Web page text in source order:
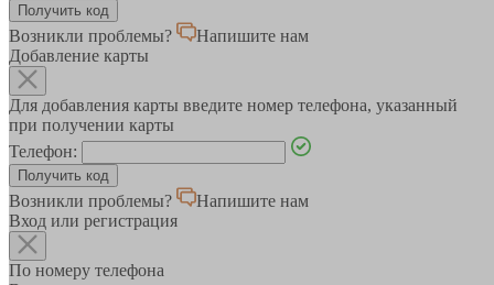
Возникли проблемы?
Напишите нам
Добавление карты
Для добавления карты введите номер телефона, указанный
при получении карты
Телефон:
Возникли проблемы?
Напишите нам
Вход или регистрация
По номеру телефона